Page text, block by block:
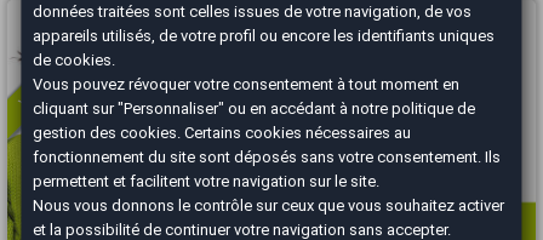
Vous arrivez trop tard
données traitées sont celles issues de votre navigation, de vos
appareils utilisés, de votre profil ou encore les identifiants uniques
de cookies.
Vous pouvez révoquer votre consentement à tout moment en
cliquant sur "Personnaliser" ou en accédant à notrepolitique de
gestion des cookies . Certains cookies nécessaires au
fonctionnement du site sont déposés sans votre consentement. Ils
permettent et facilitent votre navigation sur le site.
Nous vous donnons le contrôle sur ceux que vous souhaitez activer
et la possibilité de continuer votre navigation sans accepter.